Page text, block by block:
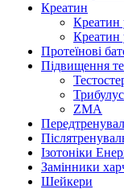
Креатин
Креатин
Креатин
Протеїнові
Підвищення
Трибулус
ZMA
Ізотоніки
Замінники
Шейкери